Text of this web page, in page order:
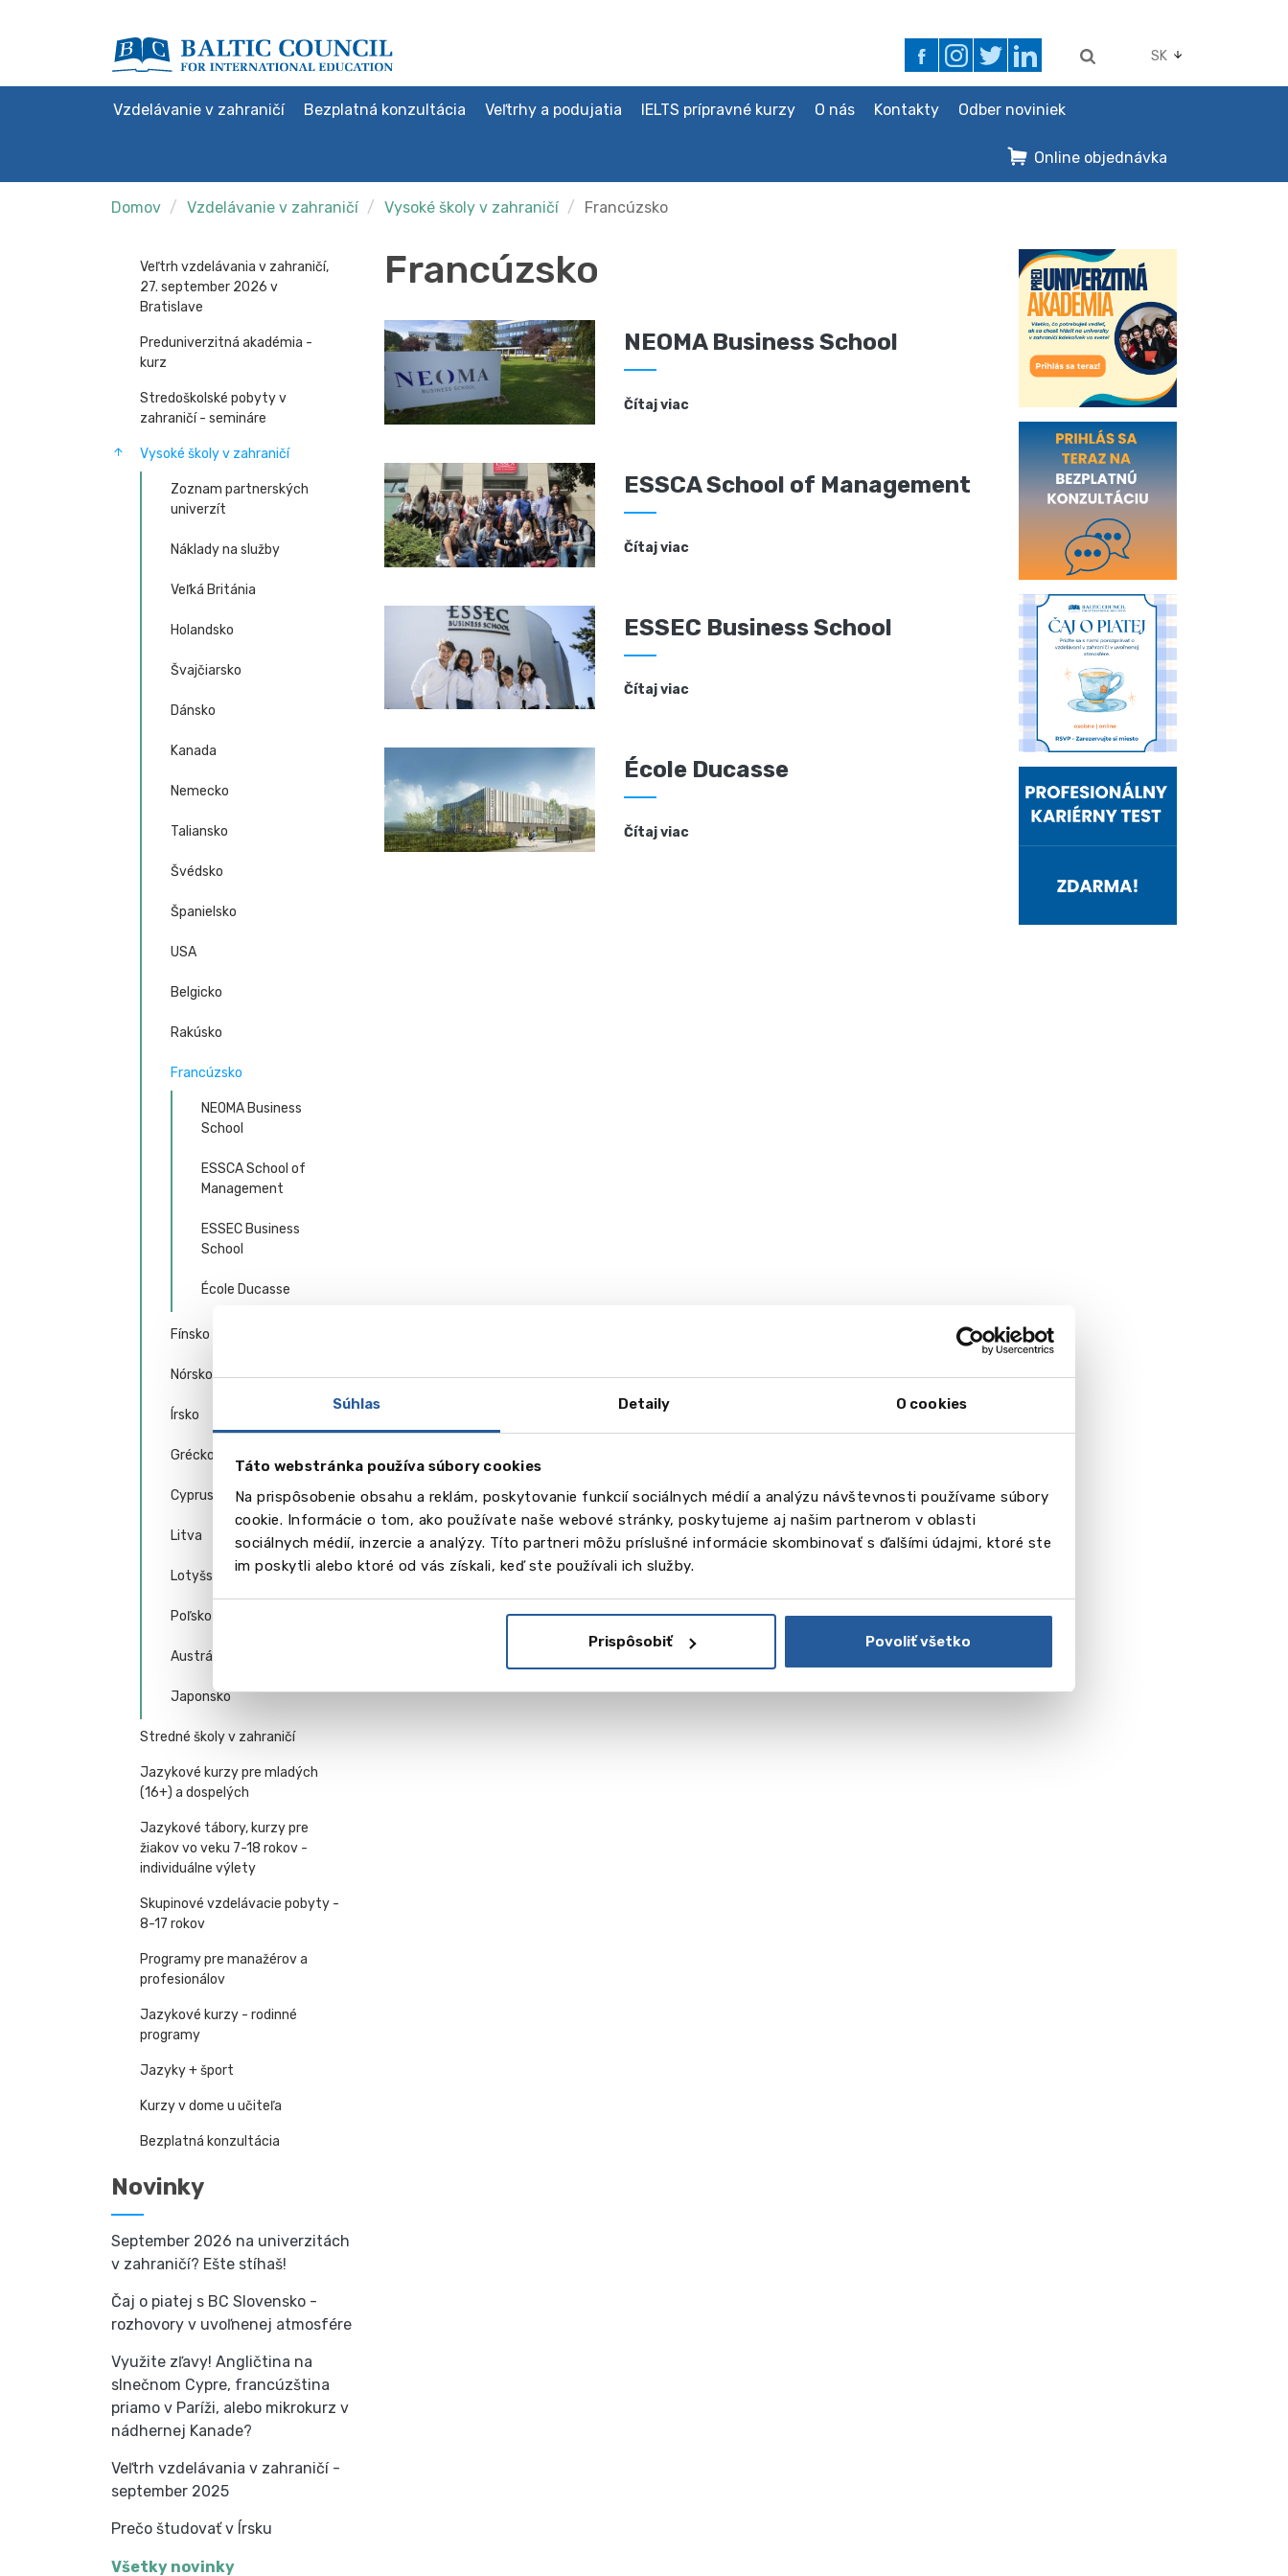
Súhlas Detaily O cookies
Táto webstránka používa súbory cookies
Na prispôsobenie obsahu a reklám, poskytovanie funkcií sociálnych médií a analýzu návštevnosti používame súbory
cookie. Informácie o tom, ako používate naše webové stránky, poskytujeme aj našim partnerom v oblasti
sociálnych médií, inzercie a analýzy. Títo partneri môžu príslušné informácie skombinovať s ďalšími údajmi, ktoré ste
im poskytli alebo ktoré od vás získali, keď ste používali ich služby.
Prispôsobiť Povoliť všetko
SK
Vzdelávanie v zahraničí Bezplatná konzultácia Veľtrhy a podujatia IELTS prípravné kurzy O nás Kontakty Odber noviniek
Online objednávka
Domov Vzdelávanie v zahraničí Vysoké školy v zahraničí Francúzsko
Veľtrh vzdelávania v zahraničí,
27. september 2026 v
Bratislave
Preduniverzitná akadémia -
kurz
Stredoškolské pobyty v
zahraničí - semináre
Vysoké školy v zahraničí
Zoznam partnerských
univerzít
Náklady na služby
Veľká Británia
Holandsko
Švajčiarsko
Dánsko
Kanada
Nemecko
Taliansko
Švédsko
Španielsko
USA
Belgicko
Rakúsko
Francúzsko
NEOMA Business
School
ESSCA School of
Management
ESSEC Business
School
École Ducasse
Fínsko
Nórsko
Írsko
Grécko
Cyprus
Litva
Lotyšsko
Poľsko
Austrália
Japonsko
Stredné školy v zahraničí
Jazykové kurzy pre mladých
(16+) a dospelých
Jazykové tábory, kurzy pre
žiakov vo veku 7-18 rokov -
individuálne výlety
Skupinové vzdelávacie pobyty -
8-17 rokov
Programy pre manažérov a
profesionálov
Jazykové kurzy - rodinné
programy
Jazyky + šport
Kurzy v dome u učiteľa
Bezplatná konzultácia
Novinky
September 2026 na univerzitách
v zahraničí? Ešte stíhaš!
Čaj o piatej s BC Slovensko -
rozhovory v uvoľnenej atmosfére
Využite zľavy! Angličtina na
slnečnom Cypre, francúzština
priamo v Paríži, alebo mikrokurz v
nádhernej Kanade?
Veľtrh vzdelávania v zahraničí -
september 2025
Prečo študovať v Írsku
Všetky novinky
Francúzsko
NEOMA Business School
Čítaj viac
ESSCA School of Management
Čítaj viac
ESSEC Business School
Čítaj viac
École Ducasse
Čítaj viac